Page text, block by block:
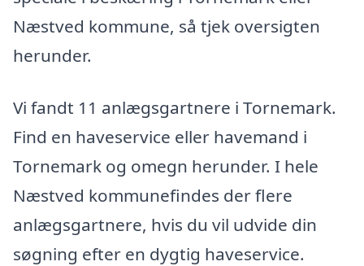
Næstved kommune, så tjek oversigten
herunder.
Vi fandt 11 anlægsgartnere i Tornemark.
Find en haveservice eller havemand i
Tornemark og omegn herunder. I hele
Næstved kommunefindes der flere
anlægsgartnere, hvis du vil udvide din
søgning efter en dygtig haveservice.